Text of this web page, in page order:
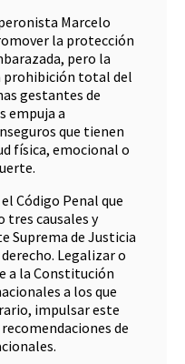
Marcelo
la protección
pero la
prohibición total del
gestantes de
empuja a
que tienen
física, emocional o
Código Penal que
tres causales y
Suprema de Justicia
Legalizar o
a la Constitución
a los que
impulsar este
de